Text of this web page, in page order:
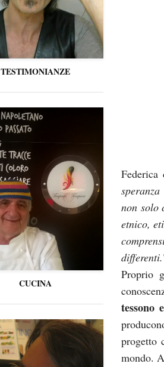
TESTIMONIANZE
CUCINA
non solo
etnico,
differenti.
Proprio
tessono
progetto
mondo.